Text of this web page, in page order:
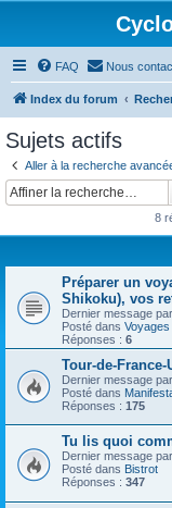
FAQ Nous
Index du forum
Sujets actifs
Aller à la recherche
8
Préparer un
Shikoku), vos
Dernier message par
Posté dans Voyages
Réponses : 6
Tour-de-France-
Dernier message par
Posté dans
Réponses : 175
Tu lis quoi
Dernier message par
Posté dans Bistrot
Réponses : 347